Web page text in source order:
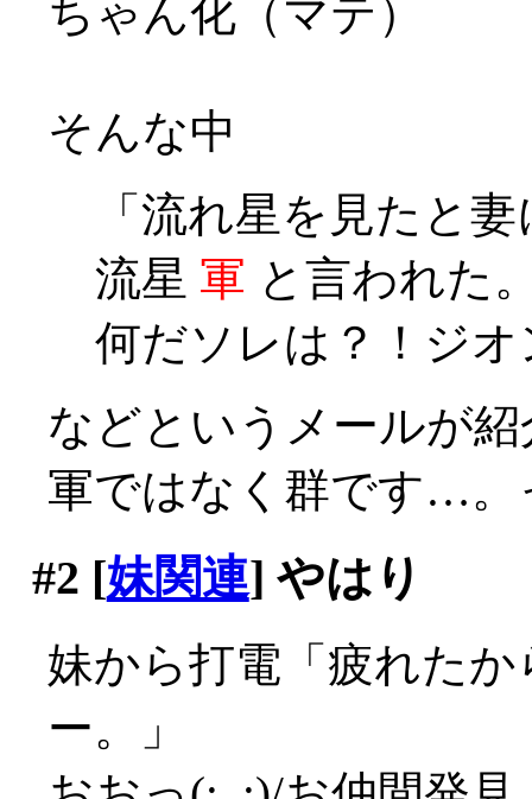
ちゃん化（マテ）
そんな中
「流れ星を見たと
流星 軍 と言われた
何だソレは？！ジ
などというメールが
軍ではなく群です…。
#2 [妹関連] やはり
妹から打電「疲れた
ー。」